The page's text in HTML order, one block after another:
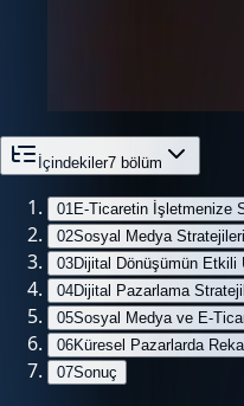
İçindekiler7 bölüm
01 E-Ticaretin İşletmenize
02Sosyal Medya
03Dijital Dönüşümün Etkili
04Dijital Pazarlama
05Sosyal Medya ve E-
06Küresel Pazarlarda
07Sonuç